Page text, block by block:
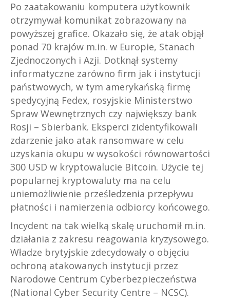
Po zaatakowaniu komputera użytkownik
otrzymywał komunikat zobrazowany na
powyższej grafice. Okazało się, że atak objął
ponad 70 krajów m.in. w Europie, Stanach
Zjednoczonych i Azji. Dotknął systemy
informatyczne zarówno firm jak i instytucji
państwowych, w tym amerykańską firmę
spedycyjną Fedex, rosyjskie Ministerstwo
Spraw Wewnętrznych czy największy bank
Rosji – Sbierbank. Eksperci zidentyfikowali
zdarzenie jako atak ransomware w celu
uzyskania okupu w wysokości równowartości
300 USD w kryptowalucie Bitcoin. Użycie tej
popularnej kryptowaluty ma na celu
uniemożliwienie prześledzenia przepływu
płatności i namierzenia odbiorcy końcowego.
Incydent na tak wielką skalę uruchomił m.in.
działania z zakresu reagowania kryzysowego.
Władze brytyjskie zdecydowały o objęciu
ochroną atakowanych instytucji przez
Narodowe Centrum Cyberbezpieczeństwa
(National Cyber Security Centre – NCSC).